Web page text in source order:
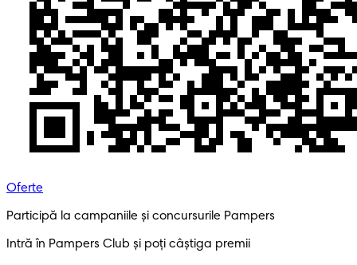
Oferte
Participă la campaniile și concursurile Pampers
Intră în Pampers Club și poți câștiga premii